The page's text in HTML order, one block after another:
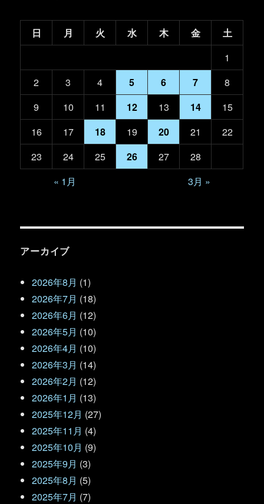
日 月 火 水 木 金
土
1
2
3 4 5 6 7
8
9
10 11 12 13 14
15
16
17 18 19 20 21
22
23
24 25 26 27
28
« 1月
3月 »
アーカイブ
2026年8月 (1)
2026年7月 (18)
2026年6月 (12)
2026年5月 (10)
2026年4月 (10)
2026年3月 (14)
2026年2月 (12)
2026年1月 (13)
2025年12月 (27)
2025年11月 (4)
2025年10月 (9)
2025年9月 (3)
2025年8月 (5)
2025年7月 (7)